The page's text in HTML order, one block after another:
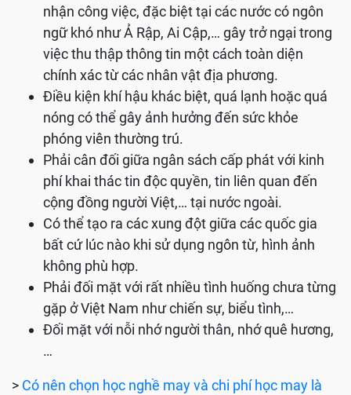
nhận công việc, đặc biệt tại các nước có ngôn
ngữ khó như Ả Rập, Ai Cập,… gây trở ngại trong
việc thu thập thông tin một cách toàn diện
chính xác từ các nhân vật địa phương.
Điều kiện khí hậu khác biệt, quá lạnh hoặc quá
nóng có thể gây ảnh hưởng đến sức khỏe
phóng viên thường trú.
Phải cân đối giữa ngân sách cấp phát với kinh
phí khai thác tin độc quyền, tin liên quan đến
cộng đồng người Việt,… tại nước ngoài.
Có thể tạo ra các xung đột giữa các quốc gia
bất cứ lúc nào khi sử dụng ngôn từ, hình ảnh
không phù hợp.
Phải đối mặt với rất nhiều tình huống chưa từng
gặp ở Việt Nam như chiến sự, biểu tình,…
Đối mặt với nỗi nhớ người thân, nhớ quê hương,
…
> Có nên chọn học nghề may và chi phí học may là